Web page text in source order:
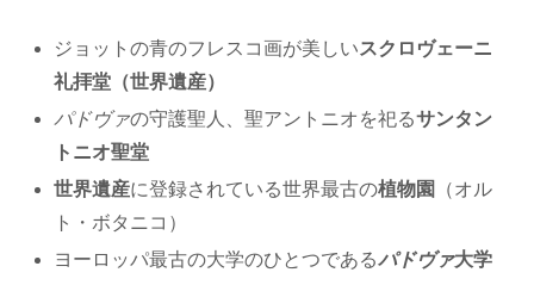
ジョットの青のフレスコ画が美しいスクロヴェーニ
礼拝堂（世界遺産）
パドヴァの守護聖人、聖アントニオを祀るサンタン
トニオ聖堂
世界遺産に登録されている世界最古の植物園
（オル
ト・ボタニコ）
ヨーロッパ最古の大学のひとつであるパドヴァ大学